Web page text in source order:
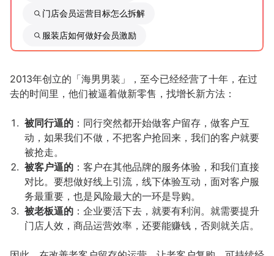
合作共进
认证服务商 设计服务商
有赞云 数据通服务
门店会员运营目标怎么拆解
服装店如何做好会员激励
2013年创立的「海男男装」，至今已经经营了十年，在过
去的时间里，他们被逼着做新零售，找增长新方法：
被同行逼的 ：同行突然都开始做客户留存，做客户互
动，如果我们不做，不把客户抢回来，我们的客户就要
被抢走。
被客户逼的 ：客户在其他品牌的服务体验，和我们直接
对比。要想做好线上引流，线下体验互动，面对客户服
务最重要，也是风险最大的一环是导购。
被老板逼的 ：企业要活下去，就要有利润。就需要提升
门店人效，商品运营效率，还要能赚钱，否则就关店。